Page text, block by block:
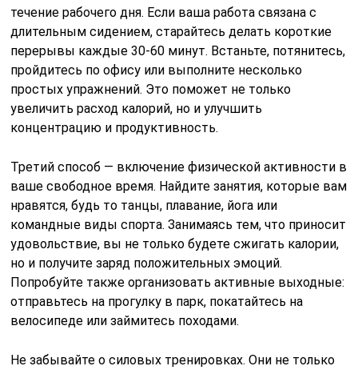
течение рабочего дня. Если ваша работа связана с
длительным сидением, старайтесь делать короткие
перерывы каждые 30-60 минут. Встаньте, потянитесь,
пройдитесь по офису или выполните несколько
простых упражнений. Это поможет не только
увеличить расход калорий, но и улучшить
концентрацию и продуктивность.
Третий способ — включение физической активности в
ваше свободное время. Найдите занятия, которые вам
нравятся, будь то танцы, плавание, йога или
командные виды спорта. Занимаясь тем, что приносит
удовольствие, вы не только будете сжигать калории,
но и получите заряд положительных эмоций.
Попробуйте также организовать активные выходные:
отправьтесь на прогулку в парк, покатайтесь на
велосипеде или займитесь походами.
Не забывайте о силовых тренировках. Они не только